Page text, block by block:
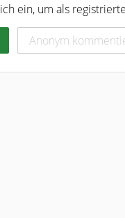
ein, um als
Anonym